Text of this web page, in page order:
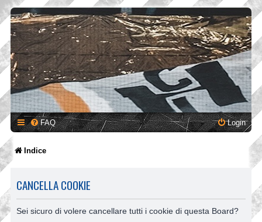
FAQ Login
Indice
CANCELLA COOKIE
Sei sicuro di volere cancellare tutti i cookie di questa Board?